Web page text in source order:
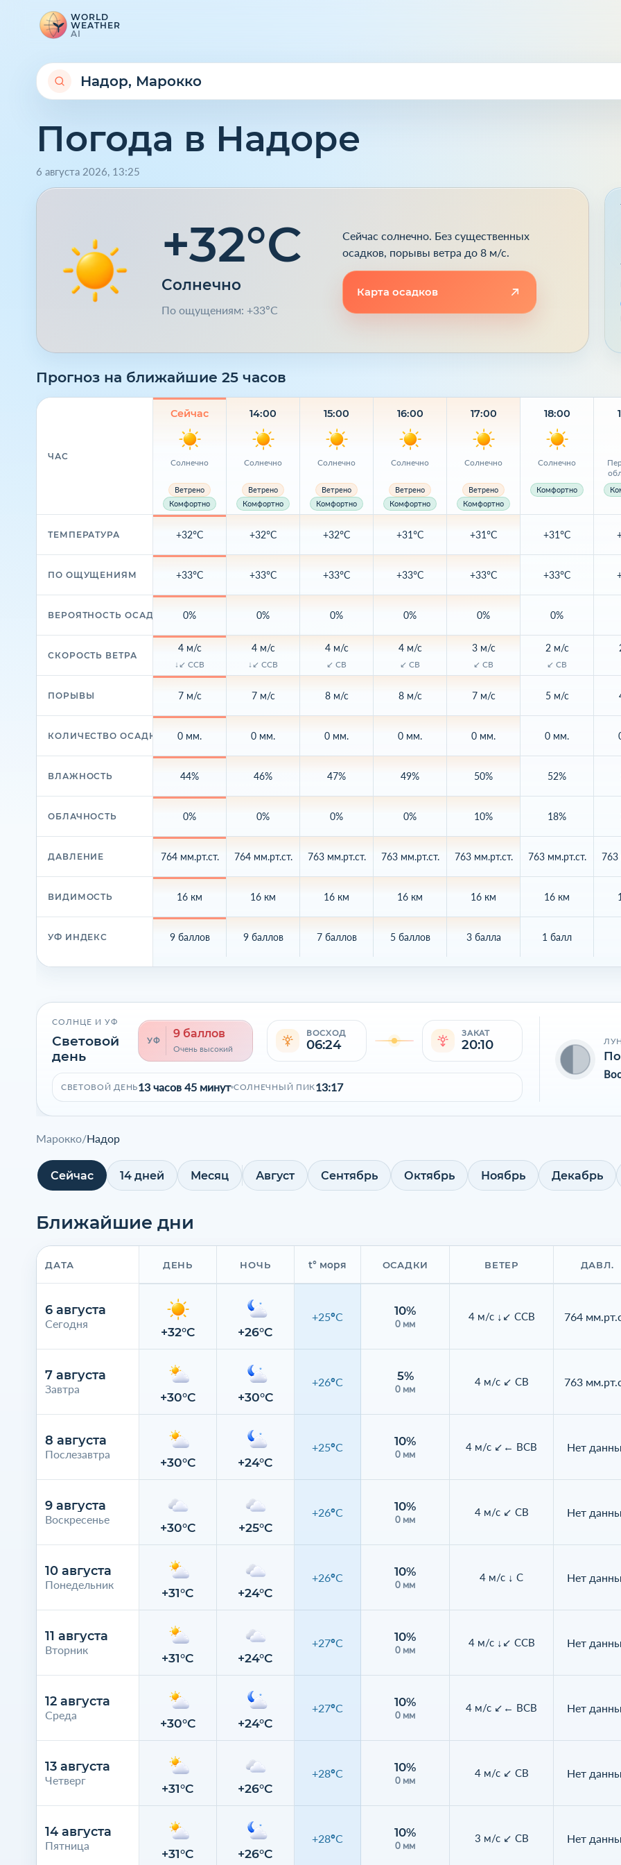
WORLD
WEATHER
AI
Погода в Надоре
6 августа 2026, 13:25
+32°C
Солнечно
По ощущениям: +33°C
Сейчас солнечно. Без существенных
осадков, порывы ветра до 8 м/с.
Карта осадков
Прогноз на ближайшие 25 часов
ЧАС
ТЕМПЕРАТУРА
ПО ОЩУЩЕНИЯМ
ВЕРОЯТНОСТЬ ОСАДКОВ
СКОРОСТЬ ВЕТРА
ПОРЫВЫ
КОЛИЧЕСТВО ОСАДКОВ
ВЛАЖНОСТЬ
ОБЛАЧНОСТЬ
ДАВЛЕНИЕ
ВИДИМОСТЬ
УФ ИНДЕКС
Сейчас
Солнечно
Ветрено
Комфортно
+32°C
+33°C
0%
4 м/с
↓↙ ССВ
7 м/с
0 мм.
44%
0%
764 мм.рт.ст.
16 км
9 баллов
14:00
Солнечно
Ветрено
Комфортно
+32°C
+33°C
0%
4 м/с
↓↙ ССВ
7 м/с
0 мм.
46%
0%
764 мм.рт.ст.
16 км
9 баллов
15:00
Солнечно
Ветрено
Комфортно
+32°C
+33°C
0%
4 м/с
↙ СВ
8 м/с
0 мм.
47%
0%
763 мм.рт.ст.
16 км
7 баллов
16:00
Солнечно
Ветрено
Комфортно
+31°C
+33°C
0%
4 м/с
↙ СВ
8 м/с
0 мм.
49%
0%
763 мм.рт.ст.
16 км
5 баллов
17:00
Солнечно
Ветрено
Комфортно
+31°C
+33°C
0%
3 м/с
↙ СВ
7 м/с
0 мм.
50%
10%
763 мм.рт.ст.
16 км
3 балла
18:00
Солнечно
Комфортно
+31°C
+33°C
0%
2 м/с
↙ СВ
5 м/с
0 мм.
52%
18%
763 мм.рт.ст.
16 км
1 балл
763
СОЛНЦЕ И УФ
Световой
день
УФ
9 баллов
Очень высокий
ВОСХОД
06:24
ЗАКАТ
20:10
СВЕТОВОЙ ДЕНЬ13 часов 45 минут СОЛНЕЧНЫЙ ПИК13:17
Марокко/Надор
Сейчас 14 дней Месяц Август Сентябрь Октябрь Ноябрь Декабрь
Ближайшие дни
ДАТА
6 августа
Сегодня
7 августа
Завтра
8 августа
Послезавтра
9 августа
Воскресенье
10 августа
Понедельник
11 августа
Вторник
12 августа
Среда
13 августа
Четверг
14 августа
Пятница
ДЕНЬ НОЧЬ t° моря ОСАДКИ ВЕТЕР ДАВЛ.
+32°C +26°C
+25°C 10%
0 мм
4 м/с ↓↙ ССВ 764
+30°C +30°C
+26°C 5%
0 мм
4 м/с ↙ СВ 763
+30°C +24°C
+25°C 10%
0 мм
4 м/с ↙← ВСВ Нет
+30°C +25°C
+26°C 10%
0 мм
4 м/с ↙ СВ Нет
+31°C +24°C
+26°C 10%
0 мм
4 м/с ↓ С Нет
+31°C +24°C
+27°C 10%
0 мм
4 м/с ↓↙ ССВ Нет
+30°C +24°C
+27°C 10%
0 мм
4 м/с ↙← ВСВ Нет
+31°C +26°C
+28°C 10%
0 мм
4 м/с ↙ СВ Нет
+31°C +26°C
+28°C 10%
0 мм
3 м/с ↙ СВ Нет